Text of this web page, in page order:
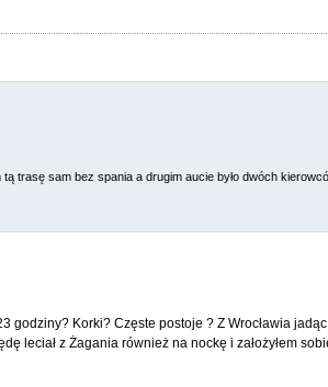
trasę sam bez spania a drugim aucie było dwóch
godziny? Korki? Częste postoje ? Z Wrocławia
leciał z Żagania również na nockę i założyłem